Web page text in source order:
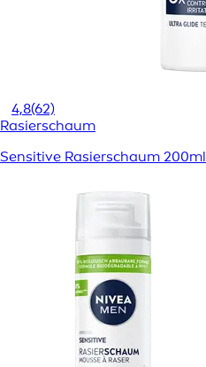
4,8(62)
Rasierschaum
Sensitive Rasierschaum 200ml